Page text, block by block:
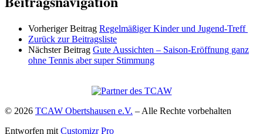
Vorheriger Beitrag Regelmäßiger Kinder und Jugend-Treff
Zurück zur Beitragsliste
Nächster Beitrag Gute Aussichten – Saison-Eröffnung ganz
ohne Tennis aber super Stimmung
© 2026 TCAW Obertshausen e.V. – Alle Rechte vorbehalten
Entworfen mit Customizr Pro